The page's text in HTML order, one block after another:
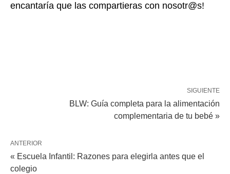
encantaría que las compartieras con nosotr@s!
SIGUIENTE
BLW: Guía completa para la alimentación
complementaria de tu bebé »
ANTERIOR
« Escuela Infantil: Razones para elegirla antes que el
colegio